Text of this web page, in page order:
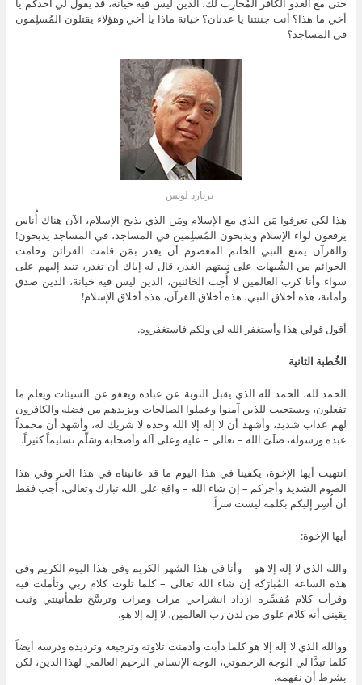
حتى مع العدو الكافر المُحارِب لك، الدين ليس فيه خيانة، قد يقول لي أحدكم يا
أخي ما هذا؟ أنت جننتنا يا عدنان؟ خيانة ماذا يا أخي وهؤلاء يقتلون المُسلِمون
في المساجد؟
برنارد لويس
هذا لكي تعرفوا مَن الذي مع الإسلام ومَن الذي يذبح الإسلام، الآن هناك أُناس
يرفعون لواء الإسلام ويذبحون المُسلِمين في المساجد، في المساجد يذبحون!
والقرآن يمنع النبي الخاتم المعصوم أن يغدر بمَن قامت القرائن وحامت
الحوائم من الشُبهات على تبيتهم الغدر، قال له إياك أن تغدر، تنبذ إليهم على
سواء وأنا كرب العالمين لا أُحِب الخائنين، الدين ليس فيه خيانة، الدين صدق
وأمانة، هذه أخلاق النبي، هذه أخلاق القرآن، هذه أخلاق الإسلام!
أقول قولي هذا وأستغفر الله لي ولكم فاستغفروه.
الخُطبة الثانية
الحمد لله، الحمد لله الذي يقبل التوبة عن عباده ويعفو عن السيئات ويعلم ما
تفعلون، ويستجيب للذين آمنوا وعملوا الصالحات ويزيدهم من فضله والكافرون
لهم عذاب شديد، وأشهد أن لا إله إلا الله وحده لا شريك له، وأشهد أن محمداً
عبده ورسوله، صَلَىَ الله – تعالى – عليه وعلى آله وأصحابه وسَلَّم تسليماً كثيراً.
انتهيت أيها الإخوة، يكفينا في هذا اليوم ما قد عانيناه في هذا الحر وفي هذا
الصوم الشديد وأجركم – إن شاء الله – واقع على الله تبارك وتعالى، أُحِب فقط
أن أُسِر إليكم بكلمة ليست سراً.
أيها الإخوة:
والله الذي لا إله إلا هو – وأنا في هذا الشهر الكريم وفي هذا اليوم الكريم وفي
هذه الساعة المُبارَكة إن شاء الله تعالى – كلما تلوت كلام ربي وتأملت فيه
وقرأت كلام مُفسِّره ازداد انشراحي مرات ومرات وترسَّخ طمأنينتي وثبت
يقيني أنه كلام علوي من لدن رب العالمين، لا إله إلا هو.
ووالله الذي لا إله إلا هو كلما دأبت وأدمنت تلاوته وترجيعه وترديده ودرسه أيضاً
كلما تبدَّا لي الوجه الرحموتي، الوجه الإنساني الرحيم العالمي لهذا الدين، لكن
بشرط أن نفهمه.